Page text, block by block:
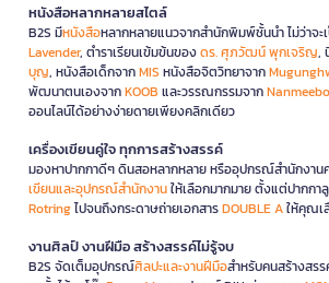
หนังสือหลากหลายสไตล์
B2S มีหนังสือหลากหลายแนวจากสำนักพิมพ์ชั้นนำ ไม่ว่าจ
Lavender, ตำราเรียนเข้มข้นของดร. ศุภวัฒน์ พุกเจริญ,
บุญ, หนังสือเด็กจากMIS หนังสือจิตวิทยาจาก
พัฒนาตนเองจากKOOB และวรรณกรรมจาก
ออนไลน์ได้อย่างง่ายดายเพียงคลิกเดียว
เครื่องเขียนคู่ใจ ทุกการสร้างสรรค์
มองหาปากกาดีๆ ดินสอหลากหลาย หรืออุปกรณ์สำนักงาน
เขียนและอุปกรณ์สำนักงานให้เลือกมากมาย ตั้งแต่ปากกา
Rotringไปจนถึงกระดาษถ่ายเอกสารDOUBLE Aให้คุณเ
งานศิลป์ งานฝีมือ สร้างสรรค์ไม่รู้จบ
B2S จัดเต็มอุปกรณ์ศิลปะและงานฝีมือสำหรับคนสร้างสร